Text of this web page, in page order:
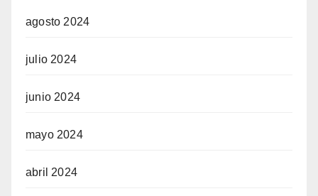
agosto 2024
julio 2024
junio 2024
mayo 2024
abril 2024